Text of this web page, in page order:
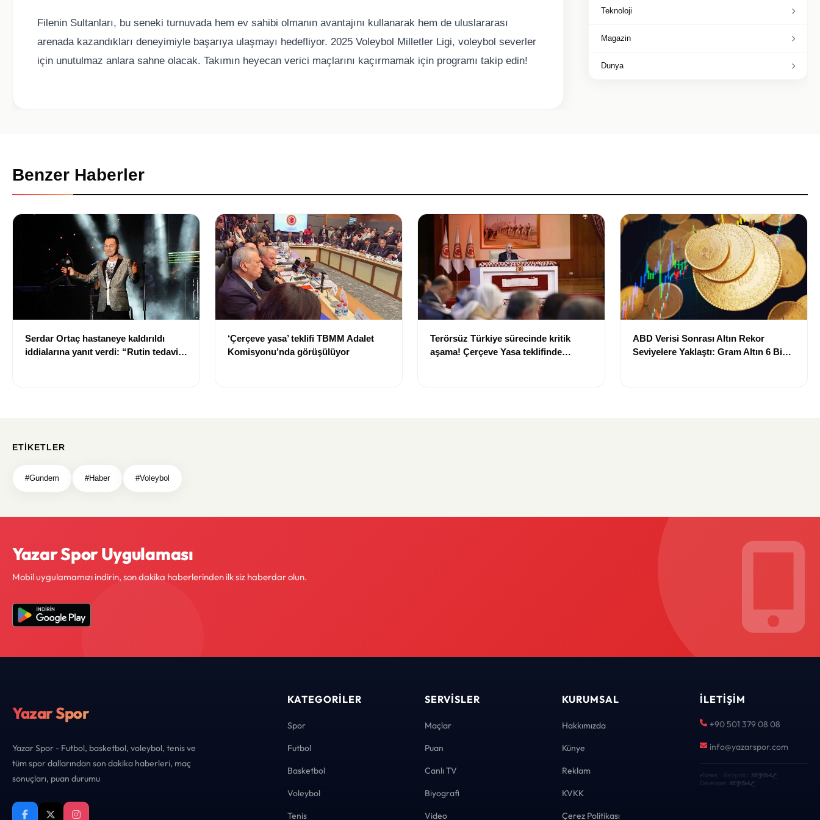
Filenin Sultanları, bu seneki turnuvada hem ev sahibi olmanın avantajını kullanarak hem de uluslararası
arenada kazandıkları deneyimiyle başarıya ulaşmayı hedefliyor. 2025 Voleybol Milletler Ligi, voleybol severler
için unutulmaz anlara sahne olacak. Takımın heyecan verici maçlarını kaçırmamak için programı takip edin!
Teknoloji
Magazin
Dunya
Benzer Haberler
Serdar Ortaç hastaneye kaldırıldı
iddialarına yanıt verdi: “Rutin tedavim
‘Çerçeve yasa’ teklifi TBMM Adalet
Komisyonu’nda görüşülüyor
Terörsüz Türkiye sürecinde kritik
aşama! Çerçeve Yasa teklifinde
ABD Verisi Sonrası Altın Rekor
Seviyelere Yaklaştı: Gram Altın 6 Bin
ETIKETLER
#Gundem #Haber #Voleybol
Yazar Spor Uygulaması
Mobil uygulamamızı indirin, son dakika haberlerinden ilk siz haberdar olun.
Yazar Spor
Yazar Spor - Futbol, basketbol, voleybol, tenis ve
tüm spor dallarından son dakika haberleri, maç
sonuçları, puan durumu
KATEGORILER
Spor
Futbol
Basketbol
Voleybol
Tenis
SERVISLER
Maçlar
Puan
Canlı TV
Biyografi
Video
KURUMSAL
Hakkımızda
Künye
Reklam
KVKK
Çerez Politikası
İLETIŞIM
+90 501 379 08 08
info@yazarspor.com
eNews · Geliştirici KEYDAL·
Developer
KEYDAL